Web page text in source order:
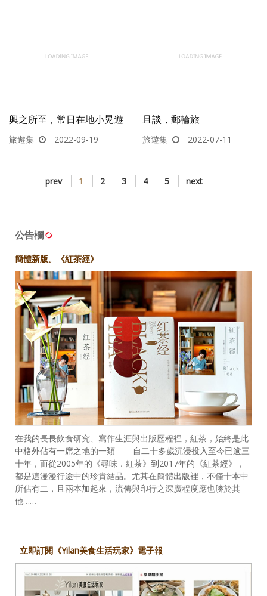
興之所至，常日在地小晃遊
旅遊集 2022-09-19
且談，郵輪旅
旅遊集 2022-07-11
prev 1 2 3 4 5 next
公告欄
簡體新版。《紅茶經》
在我的長長飲食研究、寫作生涯與出版歷程裡，紅茶，始終是此
中格外佔有一席之地的一類——自二十多歲沉浸投入至今已逾三
十年，而從2005年的《尋味．紅茶》到2017年的《紅茶經》，
都是這漫漫行途中的珍貴結晶。尤其在簡體出版裡，不僅十本中
所佔有二，且兩本加起來，流傳與印行之深廣程度應也勝於其
他……
立即訂閱《Yilan美食生活玩家》電子報